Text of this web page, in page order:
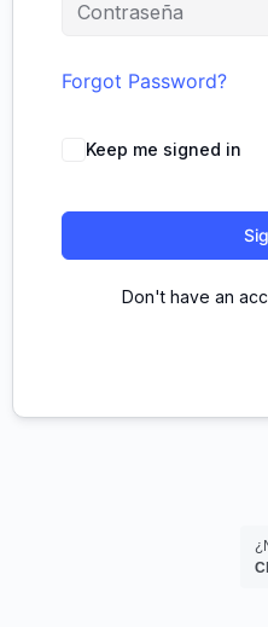
Forgot Password?
Keep me signed in
Don't have an